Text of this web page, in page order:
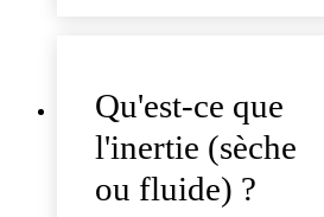
Qu'est-ce que
l'inertie (sèche
ou fluide) ?